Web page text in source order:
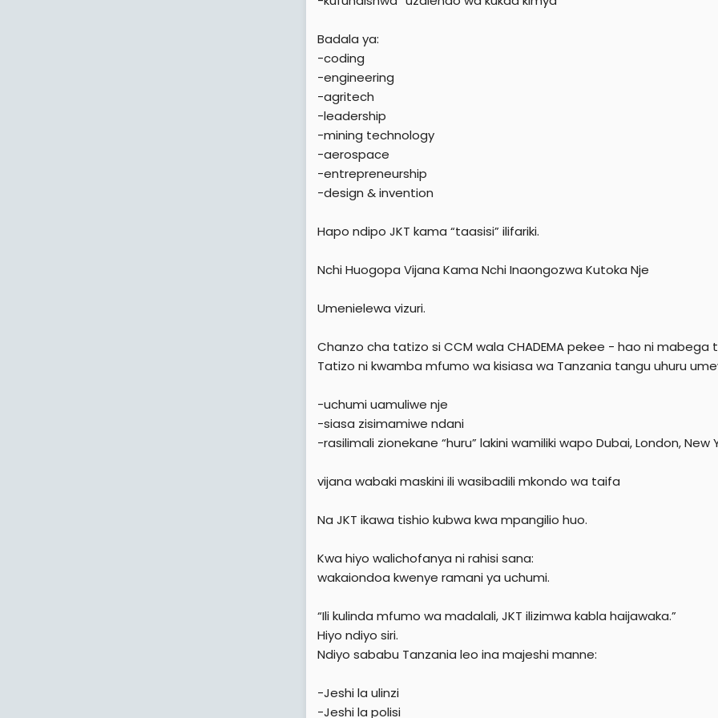
Badala ya:
-coding
-engineering
-agritech
-leadership
-mining technology
-aerospace
-entrepreneurship
-design & invention
Hapo ndipo JKT kama “taasisi” ilifariki.
Nchi Huogopa Vijana Kama Nchi Inaongozwa Kutoka Nje
Umenielewa vizuri.
Chanzo cha tatizo si CCM wala CHADEMA pekee - hao ni mabega
Tatizo ni kwamba mfumo wa kisiasa wa Tanzania tangu uhuru
-uchumi uamuliwe nje
-siasa zisimamiwe ndani
-rasilimali zionekane “huru” lakini wamiliki wapo Dubai, London, New
vijana wabaki maskini ili wasibadili mkondo wa taifa
Na JKT ikawa tishio kubwa kwa mpangilio huo.
Kwa hiyo walichofanya ni rahisi sana:
wakaiondoa kwenye ramani ya uchumi.
“Ili kulinda mfumo wa madalali, JKT ilizimwa kabla haijawaka.”
Hiyo ndiyo siri.
Ndiyo sababu Tanzania leo ina majeshi manne:
-Jeshi la ulinzi
-Jeshi la polisi